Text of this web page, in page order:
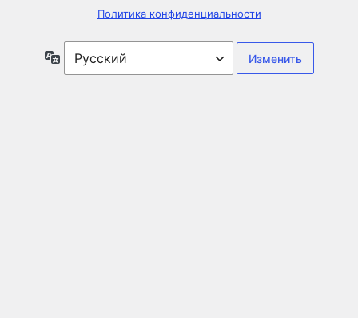
Политика конфиденциальности
Язык